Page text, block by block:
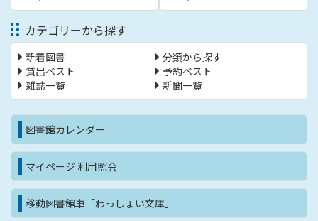
カテゴリーから探す
新着図書
分類から探す
貸出ベスト
予約ベスト
雑誌一覧
新聞一覧
図書館カレンダー
マイページ 利用照会
移動図書館車「わっしょい文庫」